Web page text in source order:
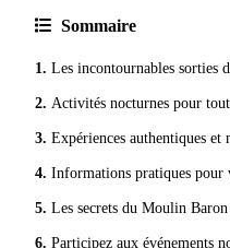
Sommaire
Les incontournables sorties
Activités nocturnes pour
Expériences authentiques et
Informations pratiques pour
Les secrets du Moulin Baron
Participez aux événements